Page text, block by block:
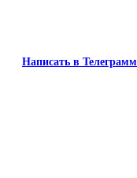
Написать в Телеграмм